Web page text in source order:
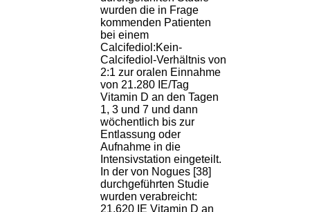
wurden die in Frage
kommenden Patienten
bei einem
Calcifediol:Kein-
Calcifediol-Verhältnis von
2:1 zur oralen Einnahme
von 21.280 IE/Tag
Vitamin D an den Tagen
1, 3 und 7 und dann
wöchentlich bis zur
Entlassung oder
Aufnahme in die
Intensivstation eingeteilt.
In der von Nogues [38]
durchgeführten Studie
wurden verabreicht:
21.620 IE Vitamin D an